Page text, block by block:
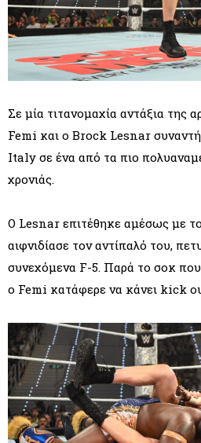
Σε μία τιτανομαχία αντάξια της
Femi και ο Brock Lesnar
Italy σε ένα από τα πιο
χρονιάς.
Ο Lesnar επιτέθηκε αμέσως με
αιφνιδίασε τον αντίπαλό του,
συνεχόμενα F-5. Παρά το σοκ
ο Femi κατάφερε να κάνει kick